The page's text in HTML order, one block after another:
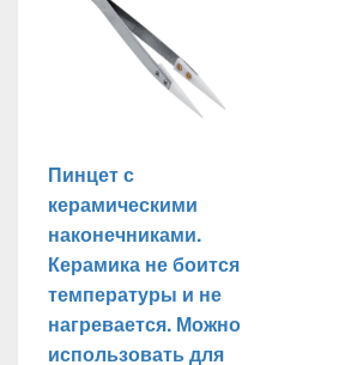
Пинцет с
керамическими
наконечниками.
Керамика не боится
температуры и не
нагревается. Можно
использовать для